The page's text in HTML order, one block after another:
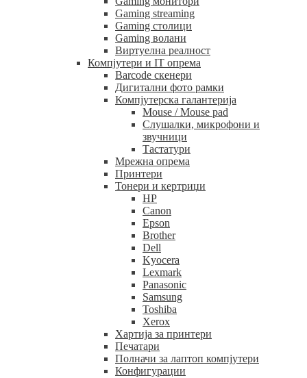
Gaming streaming
Gaming столици
Gaming волани
Виртуелна реалност
Компјутери и IT опрема
Barcode скенери
Дигитални фото рамки
Компјутерска галантерија
Mouse / Mouse pad
Слушалки, микрофони и
звучници
Тастатури
Мрежна опрема
Принтери
Тонери и кертриџи
HP
Canon
Epson
Brother
Dell
Kyocera
Lexmark
Panasonic
Samsung
Toshiba
Xerox
Хартија за принтери
Печатари
Полначи за лаптоп компјутери
Конфигурации